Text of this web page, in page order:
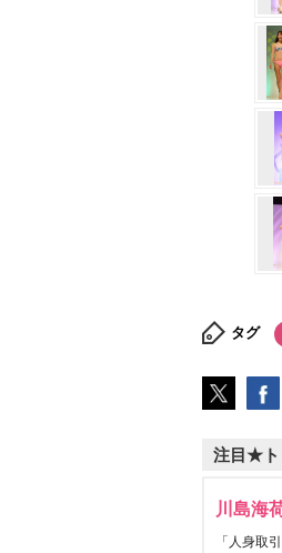
タグ
注目★ト
川島海
「人身取